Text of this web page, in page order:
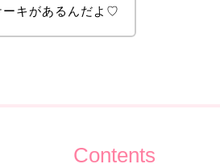
ーキがあるんだよ♡
Contents